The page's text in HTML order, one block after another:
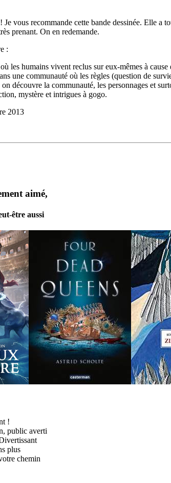
Je vous recommande cette bande dessinée. Elle
prenant. On en redemande.
:
les humains vivent reclus sur eux-mêmes à
une communauté où les règles (question de
découvre la communauté, les personnages et
mystère et intrigues à gogo.
2013
aimé,
être aussi
!
public averti
plus
chemin